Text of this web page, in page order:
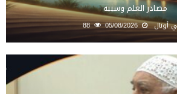
مصادر العلم وسببه
أونال 05/08/2026
88